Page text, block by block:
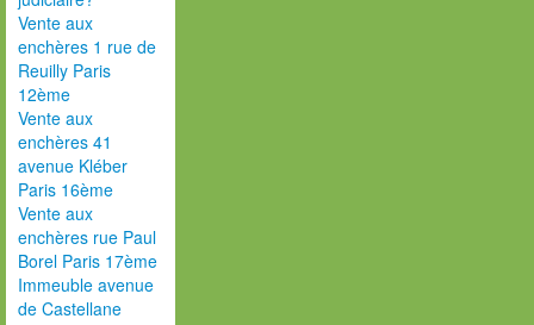
Vente aux
enchères 1 rue de
Reuilly Paris
12ème
Vente aux
enchères 41
avenue Kléber
Paris 16ème
Vente aux
enchères rue Paul
Borel Paris 17ème
Immeuble avenue
de Castellane